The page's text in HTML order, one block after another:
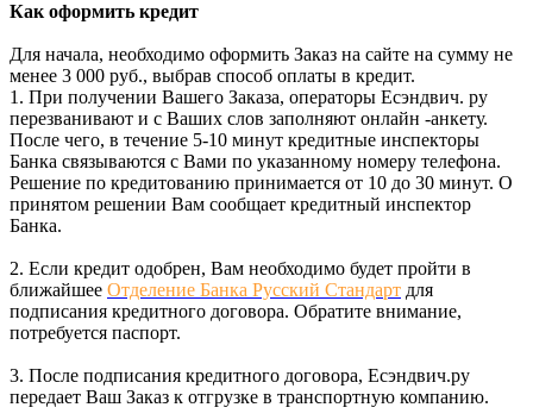
Как оформить кредит
Для начала, необходимо оформить Заказ на сайте на сумму не
менее 3 000 руб., выбрав способ оплаты в кредит.
1. При получении Вашего Заказа, операторы Есэндвич. ру
перезванивают и с Ваших слов заполняют онлайн -анкету.
После чего, в течение 5-10 минут кредитные инспекторы
Банка связываются с Вами по указанному номеру телефона.
Решение по кредитованию принимается от 10 до 30 минут. О
принятом решении Вам сообщает кредитный инспектор
Банка.
2. Если кредит одобрен, Вам необходимо будет пройти в
ближайшее Отделение Банка Русский Стандарт для
подписания кредитного договора. Обратите внимание,
потребуется паспорт.
3. После подписания кредитного договора, Есэндвич.ру
передает Ваш Заказ к отгрузке в транспортную компанию.